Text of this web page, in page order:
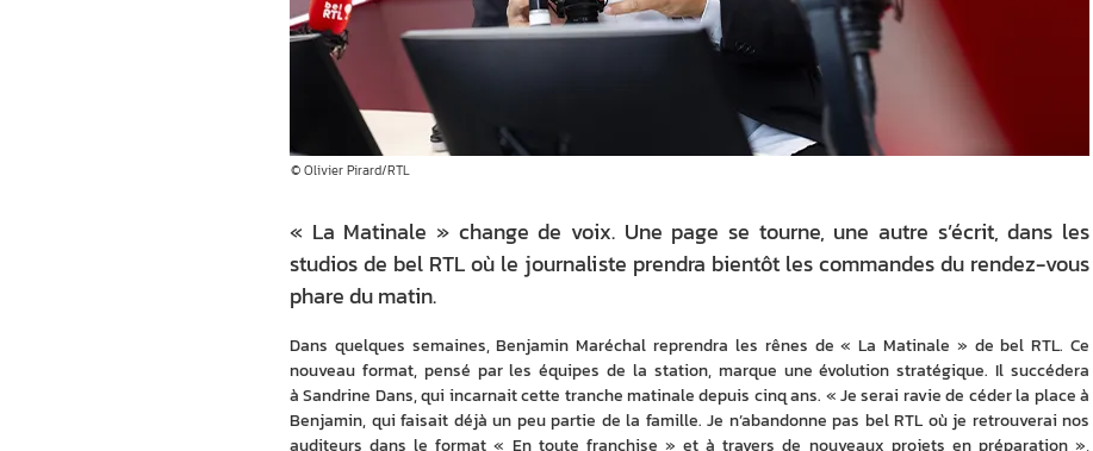
© Olivier Pirard/RTL
« La Matinale » change de voix. Une page se tourne, une autre s’écrit, dans les
studios de bel RTL où le journaliste prendra bientôt les commandes du rendez-vous
phare du matin.
Dans quelques semaines, Benjamin Maréchal reprendra les rênes de « La Matinale » de bel RTL. Ce
nouveau format, pensé par les équipes de la station, marque une évolution stratégique. Il succédera
à Sandrine Dans, qui incarnait cette tranche matinale depuis cinq ans. « Je serai ravie de céder la place à
Benjamin, qui faisait déjà un peu partie de la famille. Je n’abandonne pas bel RTL où je retrouverai nos
auditeurs dans le format « En toute franchise » et à travers de nouveaux projets en préparation »,